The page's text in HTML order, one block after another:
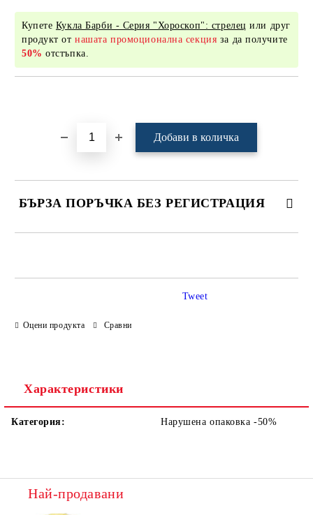
Купете Кукла Барби - Серия "Хороскоп": стрелец или друг
продукт отнашата промоционална секция за да получите
50% отстъпка.
БЪРЗА ПОРЪЧКА БЕЗ РЕГИСТРАЦИЯ
Оцени продукта Сравни
Tweet
Характеристики
Категория: Нарушена опаковка -50%
Най-продавани